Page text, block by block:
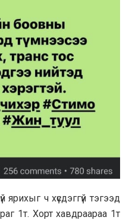
ярихыг ч хүсдэггүй тэгээд
1т. Хорт хавдраараа 1т